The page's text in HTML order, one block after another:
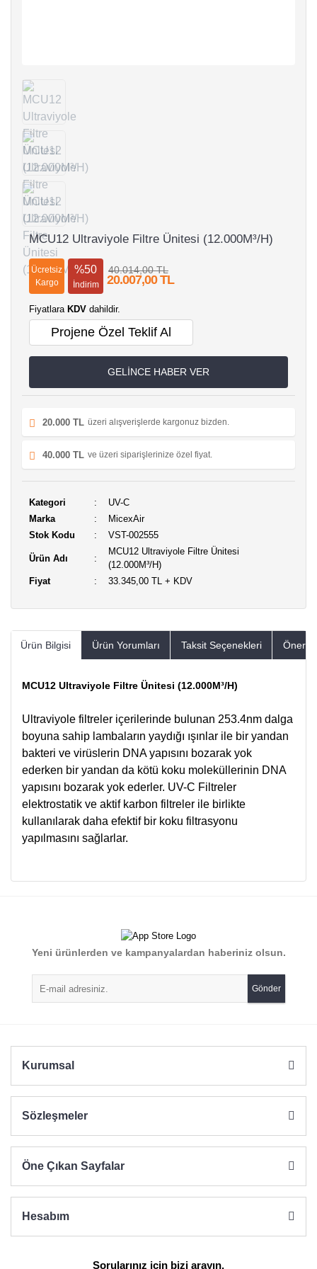
MCU12 Ultraviyole Filtre Ünitesi (12.000M³/H)
Ücretsiz
Kargo
%50
İndirim
40.014,00 TL
20.007,00 TL
Fiyatlara KDV dahildir.
Projene Özel Teklif Al
GELİNCE HABER VER
20.000 TL üzeri alışverişlerde kargonuz bizden.
40.000 TL ve üzeri siparişlerinize özel fiyat.
Kategori
UV-C
Marka
MicexAir
Stok Kodu
VST-002555
Ürün Adı
MCU12 Ultraviyole Filtre Ünitesi
(12.000M³/H)
Fiyat
33.345,00 TL + KDV
Ürün Bilgisi Ürün Yorumları Taksit Seçenekleri
MCU12 Ultraviyole Filtre Ünitesi (12.000M³/H)
Ultraviyole filtreler içerilerinde bulunan 253.4nm dalga
boyuna sahip lambaların yaydığı ışınlar ile bir yandan
bakteri ve virüslerin DNA yapısını bozarak yok
ederken bir yandan da kötü koku moleküllerinin DNA
yapısını bozarak yok ederler. UV-C Filtreler
elektrostatik ve aktif karbon filtreler ile birlikte
kullanılarak daha efektif bir koku filtrasyonu
yapılmasını sağlarlar.
Yorum Yaz
Ürün resmi kalitesiz, bozuk veya görüntülenemiyor.
Ürün açıklamasında eksik bilgiler bulunuyor.
Ürün bilgilerinde hatalar bulunuyor.
Yeni ürünlerden ve kampanyalardan haberiniz olsun.
Gönder
Kurumsal
Sözleşmeler
Öne Çıkan Sayfalar
Hesabım
Sorularınız için bizi arayın.